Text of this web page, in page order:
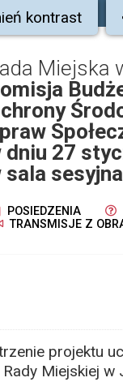
kontrast
Miejska
dniu 27
sala sesyjna
POSIEDZENIA
TRANSMISJE Z
projektu
Miejskiej w